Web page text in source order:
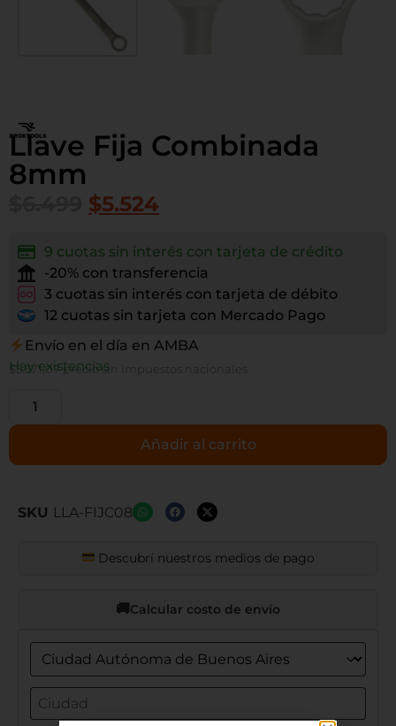
Llave Fija Combinada
8mm
$5.524
9 cuotas sin interés con tarjeta de crédito
-20% con transferencia
3 cuotas sin interés con tarjeta de débito
12 cuotas sin tarjeta con Mercado Pago
Envío en el día en AMBA
$5.371,07precio sin impuestos nacionales
Hay existencias
Añadir al carrito
SKU LLA-FIJC08
Descubrí nuestros medios de pago
Calcular costo de envío